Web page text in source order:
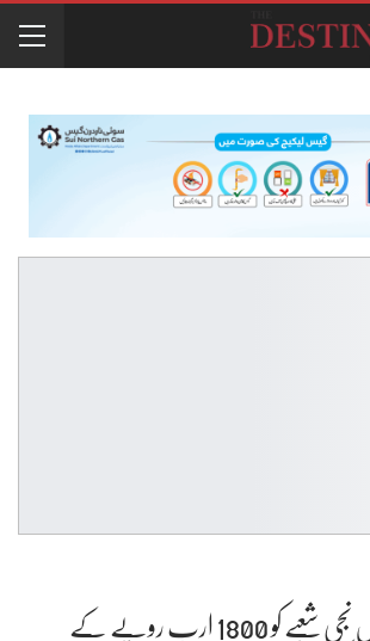
گزشتہ ڈیڑھ سال میں نجی شعبے کو 1800 ارب روپے کے